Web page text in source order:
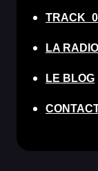
LA RADIO
LE BLOG